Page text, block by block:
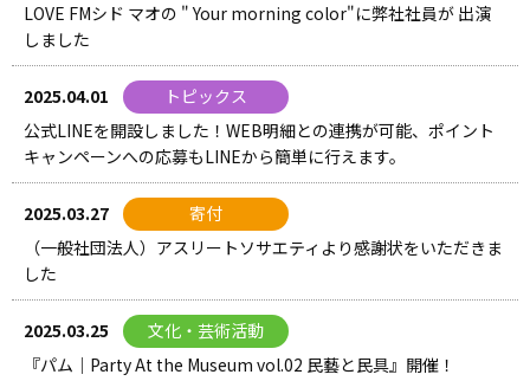
LOVE FMシド マオの " Your morning color"に弊社社員が 出演
しました
2025.04.01
トピックス
公式LINEを開設しました！WEB明細との連携が可能、ポイント
キャンペーンへの応募もLINEから簡単に行えます。
2025.03.27
寄付
（一般社団法人）アスリートソサエティより感謝状をいただきま
した
2025.03.25
文化・芸術活動
『パム｜Party At the Museum vol.02 民藝と民具』開催！